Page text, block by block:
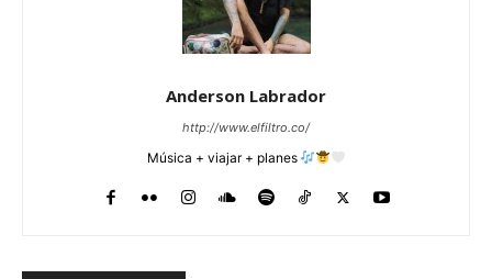
Anderson Labrador
http://www.elfiltro.co/
Música + viajar + planes